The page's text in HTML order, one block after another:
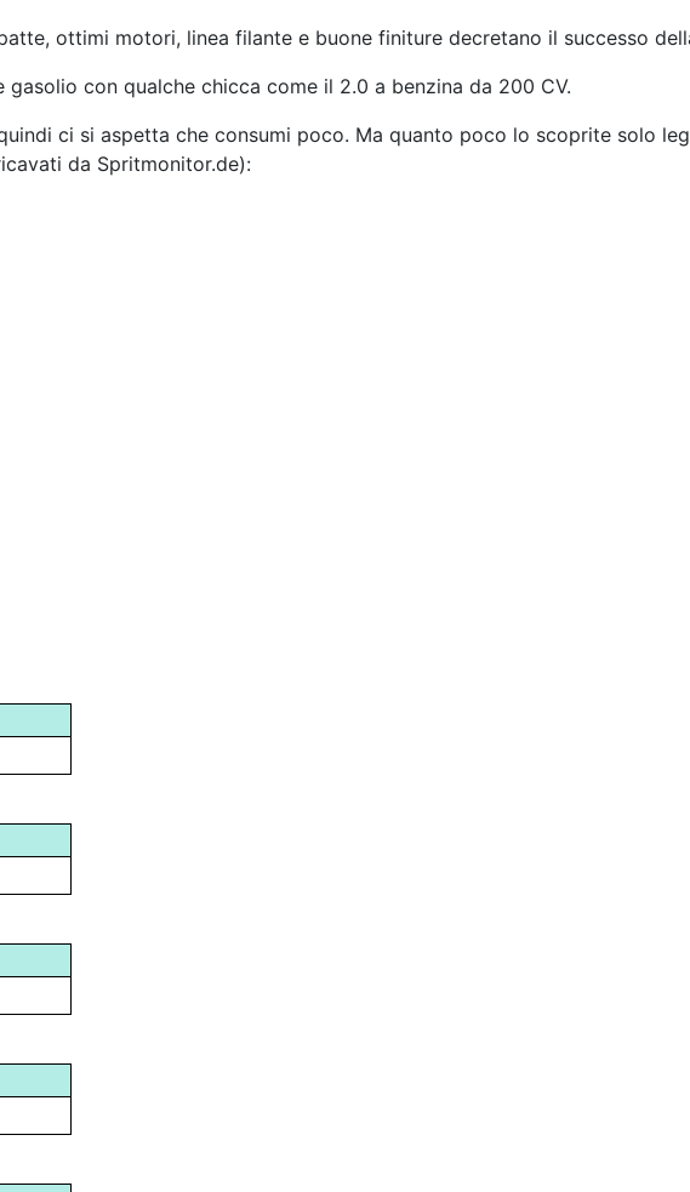
ottimi motori, linea filante e buone finiture decretano il successo
gasolio con qualche chicca come il 2.0 a benzina da 200 CV.
ci si aspetta che consumi poco. Ma quanto poco lo scoprite solo
da Spritmonitor.de):